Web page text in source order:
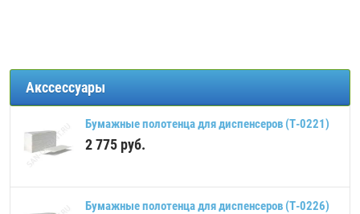
Акссессуары
Бумажные полотенца для диспенсеров (Т-0221)
2 775 руб.
Бумажные полотенца для диспенсеров (Т-0226)